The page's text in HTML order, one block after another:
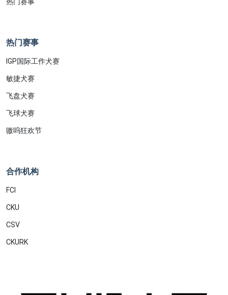
热门赛事
IGP国际工作犬赛
敏捷犬赛
飞盘犬赛
飞球犬赛
嗷呜狂欢节
合作机构
FCI
CKU
CSV
CKURK